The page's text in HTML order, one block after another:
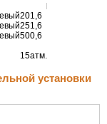
МПа
201,6
251,6
500,6
15атм.
установки